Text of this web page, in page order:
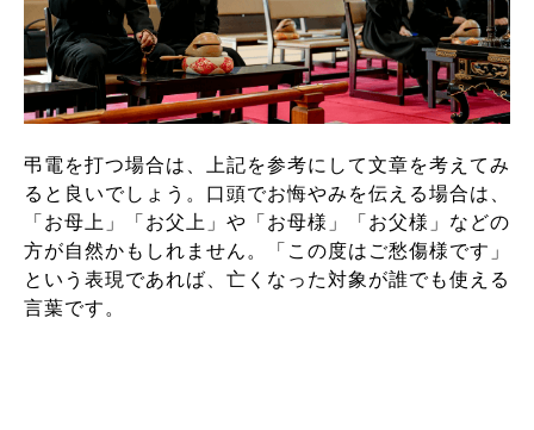
弔電を打つ場合は、上記を参考にして文章を考えてみ
ると良いでしょう。口頭でお悔やみを伝える場合は、
「お母上」「お父上」や「お母様」「お父様」などの
方が自然かもしれません。「この度はご愁傷様です」
という表現であれば、亡くなった対象が誰でも使える
言葉です。